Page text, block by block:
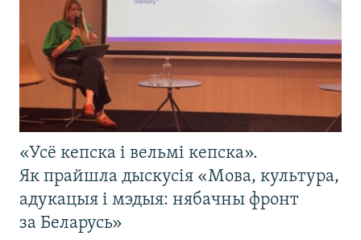
«Усё кепска і вельмі кепска».
Як прайшла дыскусія «Мова, культура,
адукацыя і мэдыя: нябачны фронт
за Беларусь»